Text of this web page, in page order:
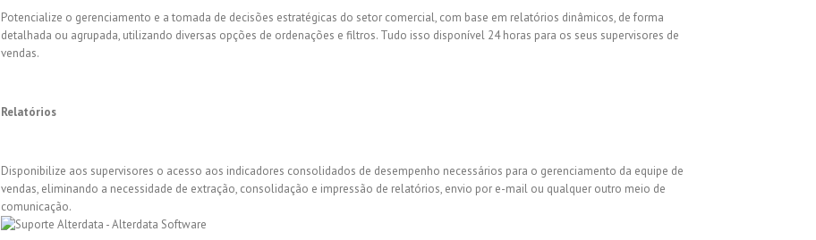
Potencialize o gerenciamento e a tomada de decisões estratégicas do setor comercial, com base em relatórios dinâmicos, de forma
detalhada ou agrupada, utilizando diversas opções de ordenações e filtros. Tudo isso disponível 24 horas para os seus supervisores de
vendas.
Relatórios
Disponibilize aos supervisores o acesso aos indicadores consolidados de desempenho necessários para o gerenciamento da equipe de
vendas, eliminando a necessidade de extração, consolidação e impressão de relatórios, envio por e-mail ou qualquer outro meio de
comunicação.